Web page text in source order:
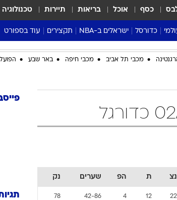
כסף אוכל בריאות תיירות טכנולוגיה
כדורסל
ליגת העל
נבחרות ישראל בכדורסל
כדורסל נשים
ישראלים ב-NBA
דני אבדיה
תקצירים עוד בספורט
מונדיאל 2026
NBA
פודקאסטים
אבא של שבת
טראש טוק
מכבי תל אביב מכבי חיפה באר שבע
נצ ת הפ שערים נק
22
12
4
42-86
78